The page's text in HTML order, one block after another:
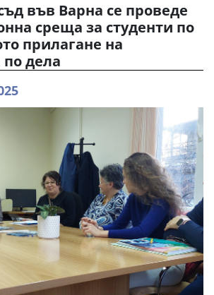
във Варна се проведе
среща за студенти по
прилагане на
дела